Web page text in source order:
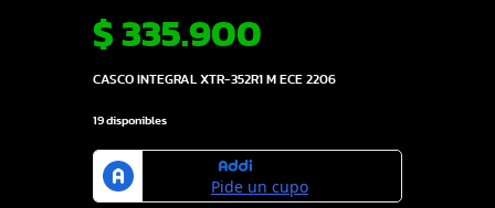
$ 335.900
CASCO INTEGRAL XTR-352R1 M ECE 2206
19 disponibles